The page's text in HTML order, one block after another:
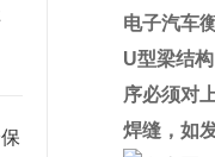
电子汽车
U型梁结
序必须对
焊缝，如